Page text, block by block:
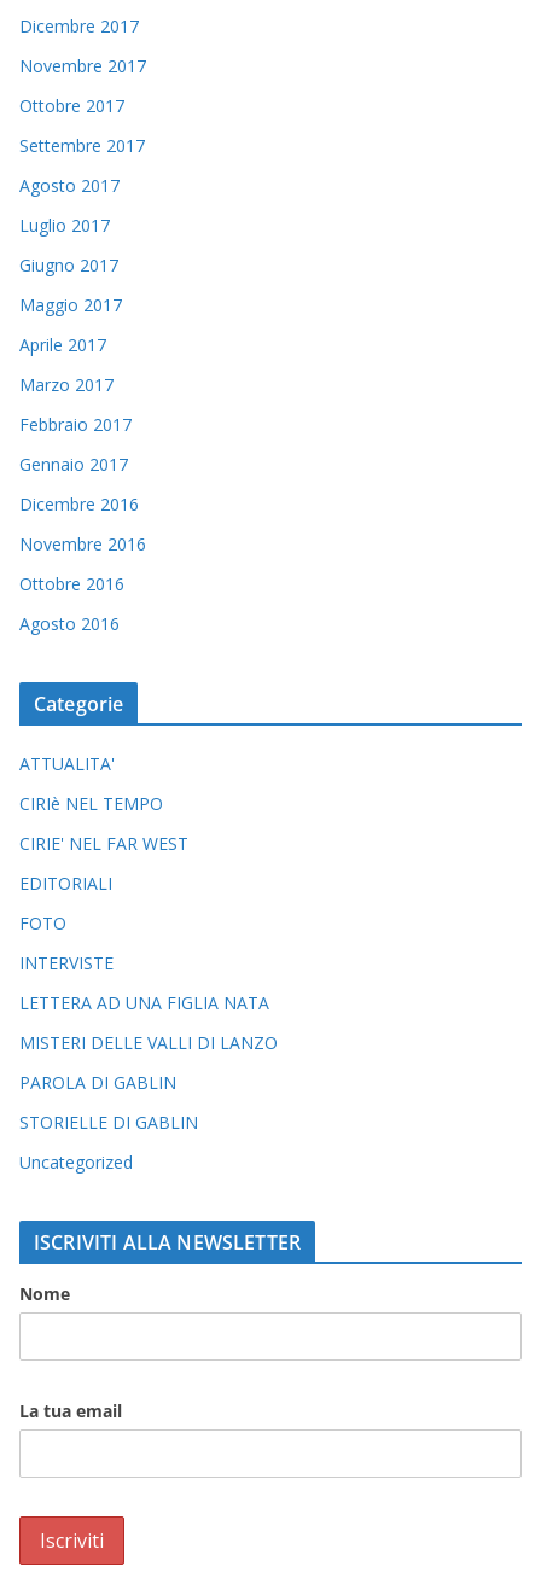
Dicembre 2017
Novembre 2017
Ottobre 2017
Settembre 2017
Agosto 2017
Luglio 2017
Giugno 2017
Maggio 2017
Aprile 2017
Marzo 2017
Febbraio 2017
Gennaio 2017
Dicembre 2016
Novembre 2016
Ottobre 2016
Agosto 2016
Categorie
ATTUALITA'
CIRIè NEL TEMPO
CIRIE' NEL FAR WEST
EDITORIALI
FOTO
INTERVISTE
LETTERA AD UNA FIGLIA NATA
MISTERI DELLE VALLI DI LANZO
PAROLA DI GABLIN
STORIELLE DI GABLIN
Uncategorized
ISCRIVITI ALLA NEWSLETTER
Nome
La tua email